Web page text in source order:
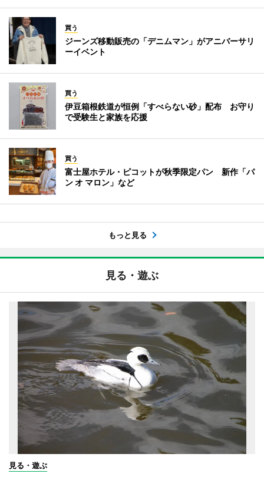
買う
ジーンズ移動販売の「デニムマン」がアニバーサリ
ーイベント
買う
伊豆箱根鉄道が恒例「すべらない砂」配布 お守り
で受験生と家族を応援
買う
富士屋ホテル・ピコットが秋季限定パン 新作「パ
ン オ マロン」など
もっと見る
見る・遊ぶ
見る・遊ぶ